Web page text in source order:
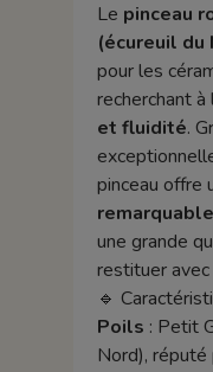
Le pinceau
(écureuil du
pour les
recherchant à
et fluidité.
pinceau offre
remarquable
une grande
restituer
🔹
Poils : Petit
Nord),